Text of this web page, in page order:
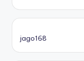
jago168